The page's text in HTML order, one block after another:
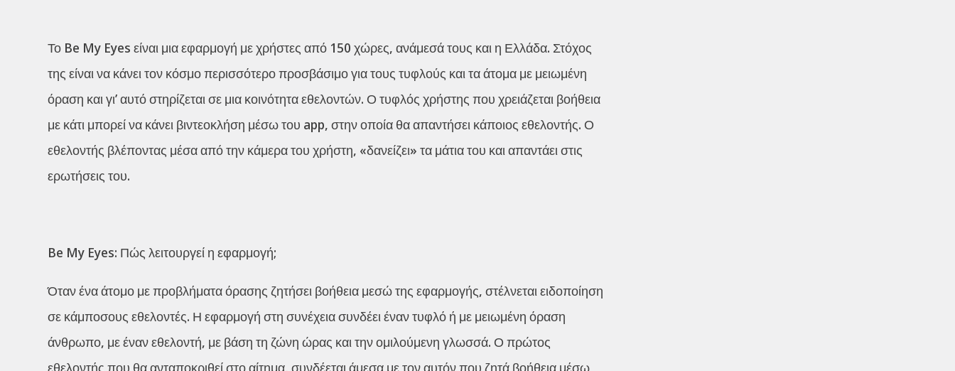
Το Be My Eyes είναι μια εφαρμογή με χρήστες από 150 χώρες, ανάμεσά τους και η Ελλάδα. Στόχος
της είναι να κάνει τον κόσμο περισσότερο προσβάσιμο για τους τυφλούς και τα άτομα με μειωμένη
όραση και γι’ αυτό στηρίζεται σε μια κοινότητα εθελοντών. Ο τυφλός χρήστης που χρειάζεται βοήθεια
με κάτι μπορεί να κάνει βιντεοκλήση μέσω του app, στην οποία θα απαντήσει κάποιος εθελοντής. Ο
εθελοντής βλέποντας μέσα από την κάμερα του χρήστη, «δανείζει» τα μάτια του και απαντάει στις
ερωτήσεις του.
Be My Eyes: Πώς λειτουργεί η εφαρμογή;
Όταν ένα άτομο με προβλήματα όρασης ζητήσει βοήθεια μεσώ της εφαρμογής, στέλνεται ειδοποίηση
σε κάμποσους εθελοντές. Η εφαρμογή στη συνέχεια συνδέει έναν τυφλό ή με μειωμένη όραση
άνθρωπο, με έναν εθελοντή, με βάση τη ζώνη ώρας και την ομιλούμενη γλωσσά. Ο πρώτος
εθελοντής που θα ανταποκριθεί στο αίτημα, συνδέεται άμεσα με τον αυτόν που ζητά βοήθεια μέσω